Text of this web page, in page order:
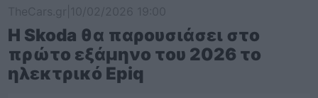
Η Skoda θα παρουσιάσει στο
πρώτο εξάμηνο του 2026 το
ηλεκτρικό Epiq